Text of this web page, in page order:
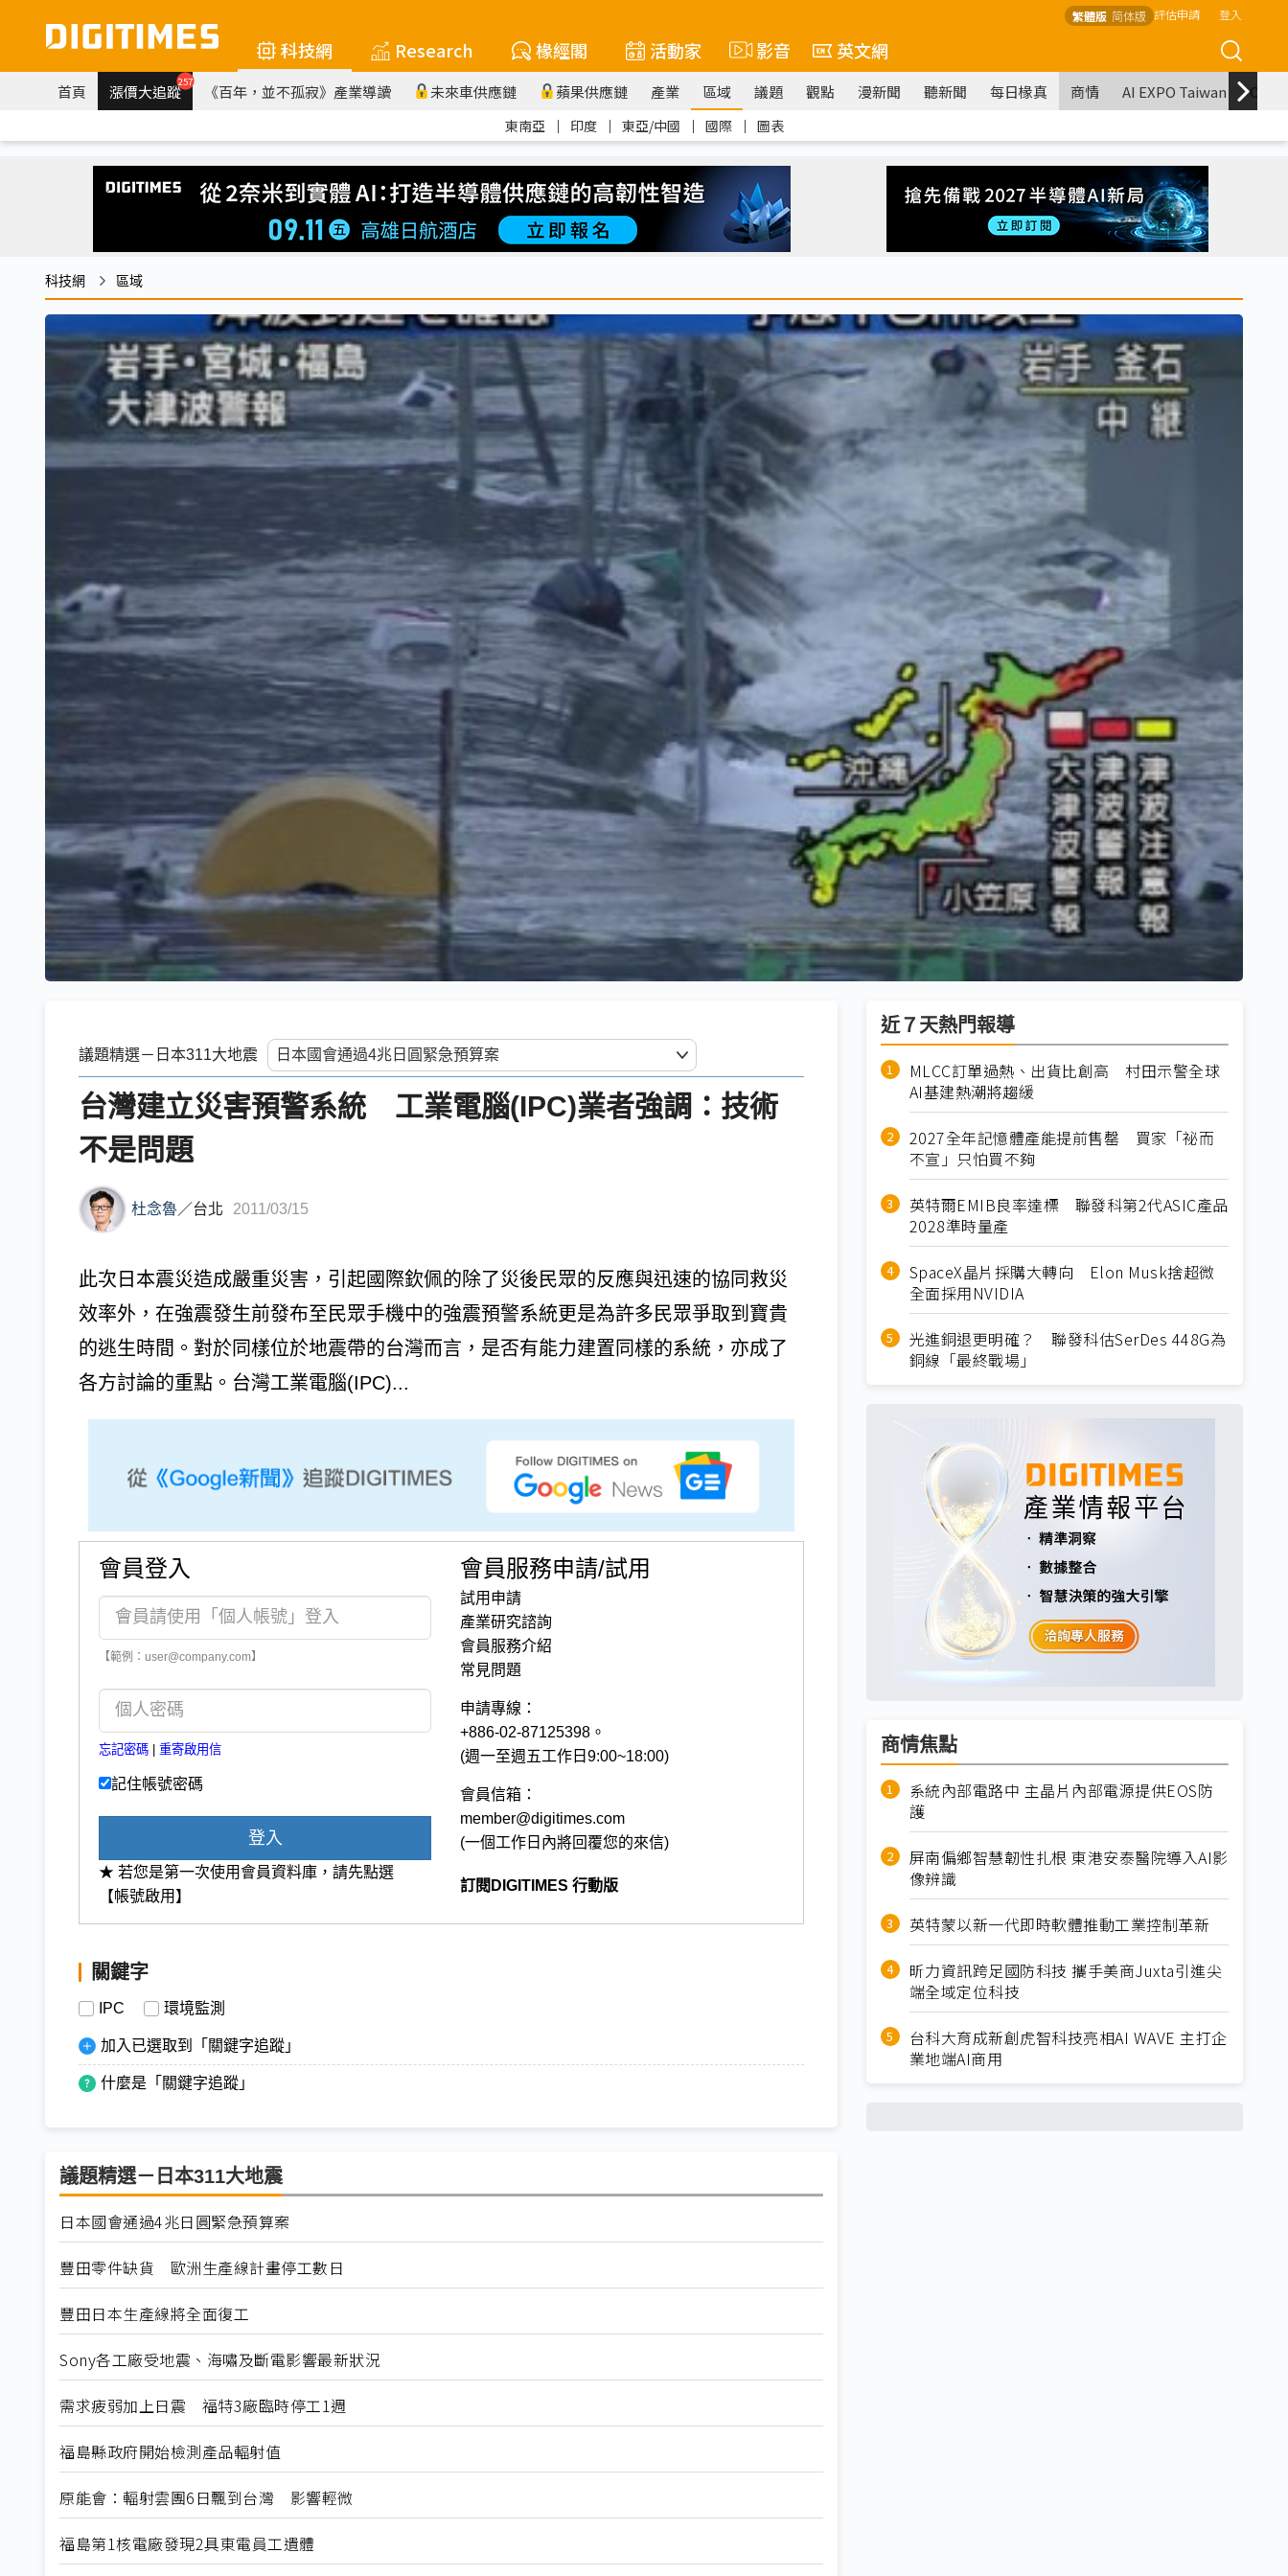
繁體版 简体版 評估申請 登入
科技網 Research 椽經閣 活動家 影音 英文網
首頁 漲價大追蹤257 《百年，並不孤寂》產業導讀 未來車供應鏈 蘋果供應鏈 產業 區域 議題 觀點 漫新聞 聽新聞 每日椽真 商情 AI EXPO Taiwan
東南亞 ｜ 印度 ｜ 東亞/中國 ｜ 國際 ｜ 圖表
科技網 區域
議題精選－日本311大地震
台灣建立災害預警系統 工業電腦(IPC)業者強調：技術
不是問題
杜念魯／台北 2011/03/15
此次日本震災造成嚴重災害，引起國際欽佩的除了災後民眾的反應與迅速的協同救災
效率外，在強震發生前發布至民眾手機中的強震預警系統更是為許多民眾爭取到寶貴
的逃生時間。對於同樣位於地震帶的台灣而言，是否有能力建置同樣的系統，亦成了
各方討論的重點。台灣工業電腦(IPC)...
會員登入
【範例：user@company.com】
忘記密碼 重寄啟用信
記住帳號密碼
登入
★ 若您是第一次使用會員資料庫，請先點選
【帳號啟用】
會員服務申請/試用
試用申請
產業研究諮詢
會員服務介紹
常見問題
申請專線：
+886-02-87125398。
(週一至週五工作日9:00~18:00)
會員信箱：
member@digitimes.com
(一個工作日內將回覆您的來信)
訂閱DIGITIMES 行動版
關鍵字
IPC 環境監測
加入已選取到「關鍵字追蹤」
什麼是「關鍵字追蹤」
議題精選－日本311大地震
日本國會通過4兆日圓緊急預算案
豐田零件缺貨 歐洲生產線計畫停工數日
豐田日本生產線將全面復工
Sony各工廠受地震、海嘯及斷電影響最新狀況
需求疲弱加上日震 福特3廠臨時停工1週
福島縣政府開始檢測產品輻射值
原能會：輻射雲團6日飄到台灣 影響輕微
福島第1核電廠發現2具東電員工遺體
近７天熱門報導
MLCC訂單過熱、出貨比創高 村田示警全球
AI基建熱潮將趨緩
2027全年記憶體產能提前售罄 買家「祕而
不宣」只怕買不夠
英特爾EMIB良率達標 聯發科第2代ASIC產品
2028準時量產
SpaceX晶片採購大轉向 Elon Musk捨超微
全面採用NVIDIA
光進銅退更明確？ 聯發科估SerDes 448G為
銅線「最終戰場」
商情焦點
系統內部電路中 主晶片內部電源提供EOS防
護
屏南偏鄉智慧韌性扎根 東港安泰醫院導入AI影
像辨識
英特蒙以新一代即時軟體推動工業控制革新
昕力資訊跨足國防科技 攜手美商Juxta引進尖
端全域定位科技
台科大育成新創虎智科技亮相AI WAVE 主打企
業地端AI商用